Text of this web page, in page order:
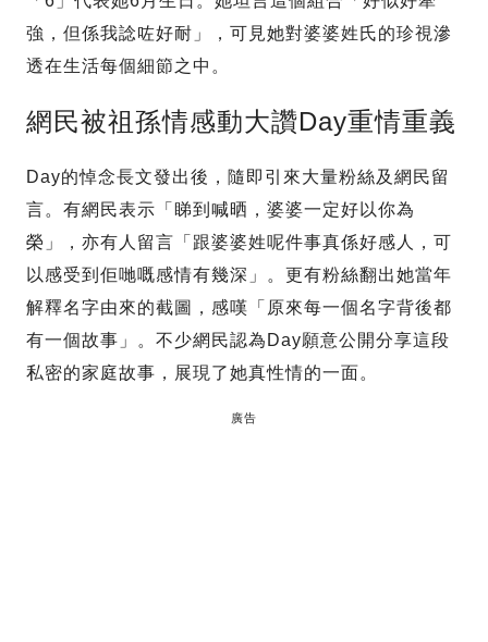
強，但係我諗咗好耐」，可見她對婆婆姓氏的珍視滲
透在生活每個細節之中。
網民被祖孫情感動大讚Day重情重義
Day的悼念長文發出後，隨即引來大量粉絲及網民留
言。有網民表示「睇到喊晒，婆婆一定好以你為
榮」，亦有人留言「跟婆婆姓呢件事真係好感人，可
以感受到佢哋嘅感情有幾深」。更有粉絲翻出她當年
解釋名字由來的截圖，感嘆「原來每一個名字背後都
有一個故事」。不少網民認為Day願意公開分享這段
私密的家庭故事，展現了她真性情的一面。
廣告